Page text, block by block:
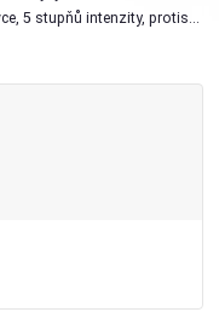
5 stupňů intenzity, protis...